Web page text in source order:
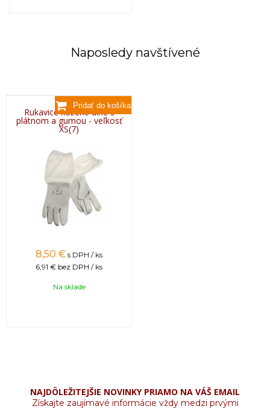
Naposledy navštívené
Rukavice kožené dlhé s
plátnom a gumou - veľkosť
XS(7)
8,50 € s DPH / ks
6,91 € bez DPH / ks
Na sklade
NAJDÔLEŽITEJŠIE NOVINKY PRIAMO NA VÁŠ EMAIL
Získajte zaujímavé informácie vždy medzi prvými